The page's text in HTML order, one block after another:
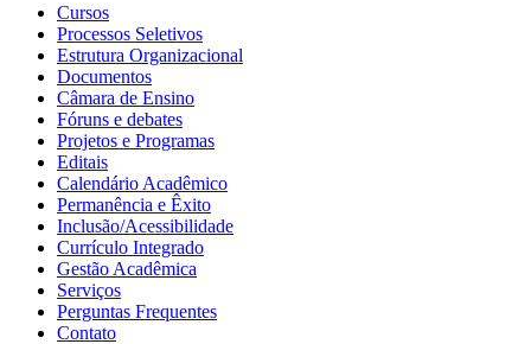
Cursos
Processos Seletivos
Estrutura Organizacional
Documentos
Câmara de Ensino
Fóruns e debates
Projetos e Programas
Editais
Calendário Acadêmico
Permanência e Êxito
Inclusão/Acessibilidade
Currículo Integrado
Gestão Acadêmica
Serviços
Perguntas Frequentes
Contato